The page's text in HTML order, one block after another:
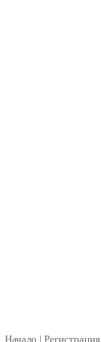
Начало | Регистрация